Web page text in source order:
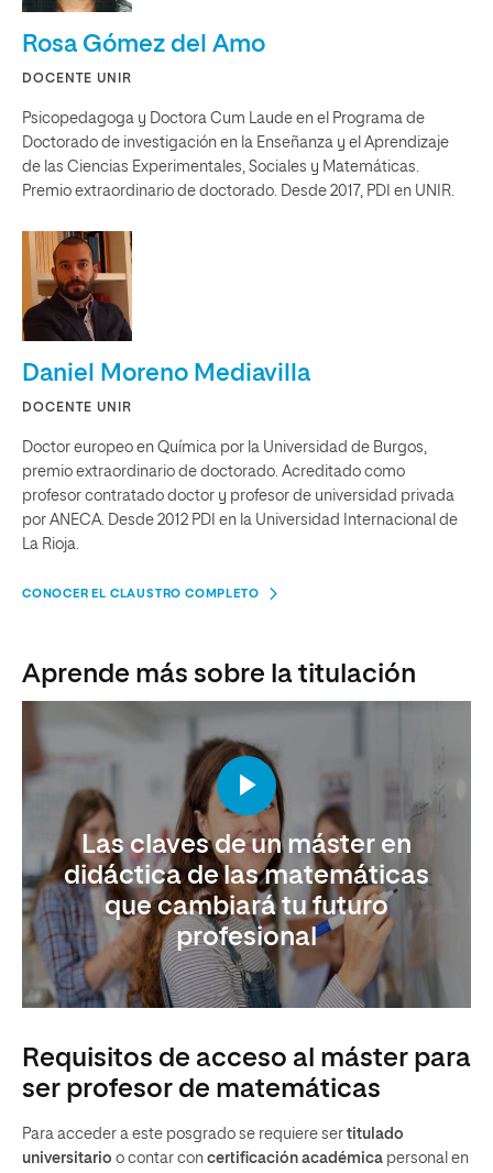
Rosa Gómez del Amo
DOCENTE UNIR
Psicopedagoga y Doctora Cum Laude en el Programa de
Doctorado de investigación en la Enseñanza y el Aprendizaje
de las Ciencias Experimentales, Sociales y Matemáticas.
Premio extraordinario de doctorado. Desde 2017, PDI en UNIR.
Daniel Moreno Mediavilla
DOCENTE UNIR
Doctor europeo en Química por la Universidad de Burgos,
premio extraordinario de doctorado. Acreditado como
profesor contratado doctor y profesor de universidad privada
por ANECA. Desde 2012 PDI en la Universidad Internacional de
La Rioja.
CONOCER EL CLAUSTRO COMPLETO
Aprende más sobre la titulación
Las claves de un máster en
didáctica de las matemáticas
que cambiará tu futuro
profesional
Requisitos de acceso al máster para
ser profesor de matemáticas
Para acceder a este posgrado se requiere ser titulado
universitario o contar con certificación académica personal en